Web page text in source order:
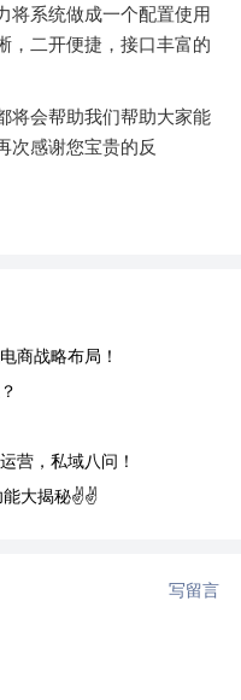
将系统做成一个配置使用
，二开便捷，接口丰富的
将会帮助我们帮助大家能
次感谢您宝贵的反
商战略布局！
营，私域八问！
能大揭秘✌️✌️
写留言